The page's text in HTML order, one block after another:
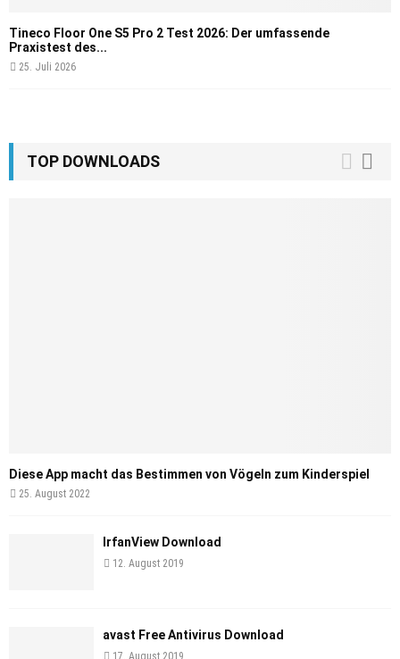
Tineco Floor One S5 Pro 2 Test 2026: Der umfassende
Praxistest des...
25. Juli 2026
TOP DOWNLOADS
Diese App macht das Bestimmen von Vögeln zum Kinderspiel
25. August 2022
IrfanView Download
12. August 2019
avast Free Antivirus Download
17. August 2019